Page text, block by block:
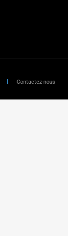
Contactez-nous